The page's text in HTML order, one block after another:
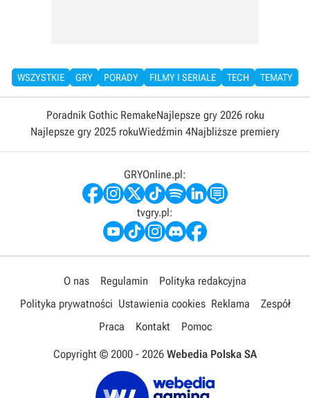
WSZYSTKIE GRY PORADY FILMY I SERIALE TECH TEMATY
Poradnik Gothic RemakeNajlepsze gry 2026 roku
Najlepsze gry 2025 rokuWiedźmin 4Najbliższe premiery
GRYOnline.pl:
tvgry.pl:
O nas Regulamin
Polityka redakcyjna
Polityka prywatności Ustawienia cookies Reklama
Zespół
Praca
Kontakt Pomoc
Copyright © 2000 - 2026 Webedia Polska SA